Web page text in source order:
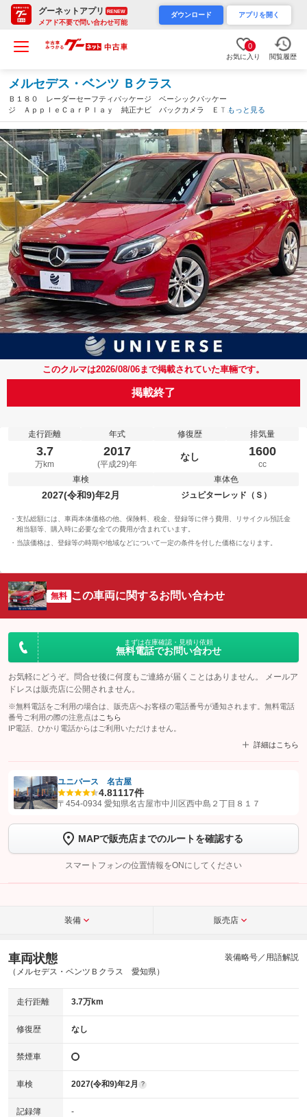
グーネットアプリ RENEW
メアド不要で問い合わせ可能
ダウンロード アプリを開く
0
お気に入り 閲覧履歴
メルセデス・ベンツ Ｂクラス
Ｂ１８０ レーダーセーフティパッケージ ベーシックパッケー
ジ ＡｐｐｌｅＣａｒＰｌａｙ 純正ナビ バックカメラ ＥＴＣ
車載器 前席シートヒーター 運転席パワーシート ＬＥＤヘッド
ライト コーナーセンサー 禁煙車（愛知県）
もっと見る
このクルマは2026/08/06まで掲載されていた車輛です。
掲載終了
走行距離
3.7
万km
年式
2017
(平成29)年
修復歴
なし
排気量
1600
cc
車検
2027(令和9)年2月
車体色
ジュピターレッド（Ｓ）
支払総額には、車両本体価格の他、保険料、税金、登録等に伴う費用、リサイクル預託金
相当額等、購入時に必要な全ての費用が含まれています。
当該価格は、登録等の時期や地域などについて一定の条件を付した価格になります。
無料 この車両に関するお問い合わせ
まずは在庫確認・見積り依頼
無料電話でお問い合わせ
お気軽にどうぞ。問合せ後に何度もご連絡が届くことはありません。 メールア
ドレスは販売店に公開されません。
※無料電話をご利用の場合は、販売店へお客様の電話番号が通知されます。無料電話
番号ご利用の際の注意点は こちら
IP電話、ひかり電話からはご利用いただけません。
詳細はこちら
【STEP1】認証画面でグーネットを友だち追加してから「許可する」ボタンを押
トーク画面で
ボタンをタップして問い合わせを
完了してください。
こちら
ユニバース 名古屋
4.81117件
〒454-0934 愛知県名古屋市中川区西中島２丁目８１７
MAPで販売店までのルートを確認する
スマートフォンの位置情報をONにしてください
装備 販売店
車両状態
（メルセデス・ベンツＢクラス 愛知県）
装備略号／用語解説
走行距離 3.7万km
修復歴 なし
禁煙車
車検 2027(令和9)年2月 ?
記録簿 -